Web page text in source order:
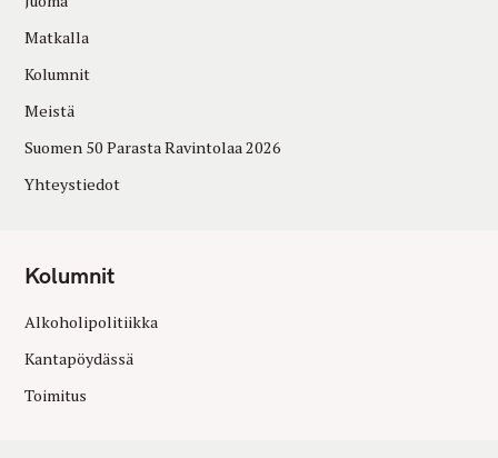
Matkalla
Kolumnit
Meistä
Suomen 50 Parasta Ravintolaa 2026
Yhteystiedot
Kolumnit
Alkoholipolitiikka
Kantapöydässä
Toimitus